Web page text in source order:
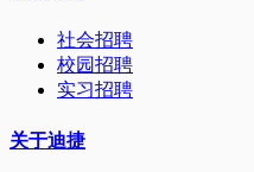
社会招聘
校园招聘
实习招聘
关于迪捷